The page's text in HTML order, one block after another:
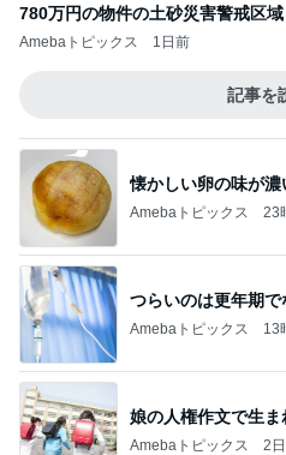
780万円の物件の土砂災害警戒区域
Amebaトピックス 1日前
記事を
懐かしい卵の味が
Amebaトピックス 23
つらいのは更年期
Amebaトピックス 13
娘の人権作文で生
Amebaトピックス 2